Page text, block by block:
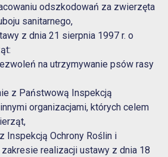
odszkodowań za zwierzęta
sanitarnego,
z dnia 21 sierpnia 1997 r. o
na utrzymywanie psów rasy
z Państwową Inspekcją
organizacjami, których celem
Inspekcją Ochrony Roślin i
realizacji ustawy z dnia 18